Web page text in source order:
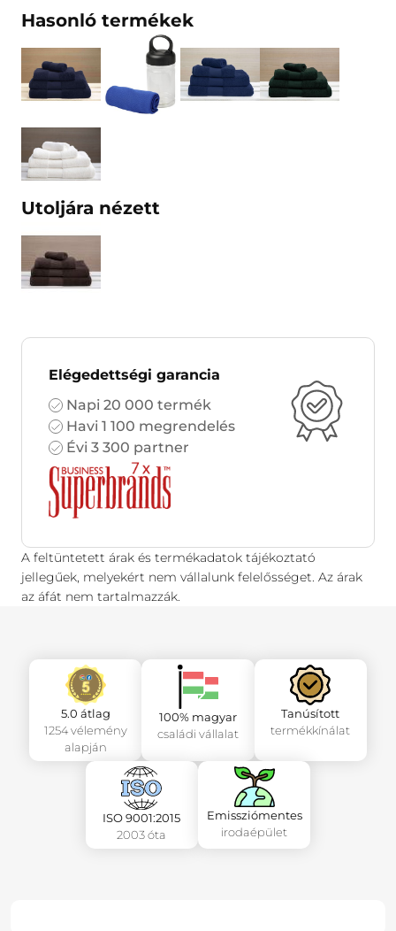
Hasonló termékek
Utoljára nézett
Elégedettségi garancia
Napi 20 000 termék
Havi 1 100 megrendelés
Évi 3 300 partner
A feltüntetett árak és termékadatok tájékoztató
jellegűek, melyekért nem vállalunk felelősséget. Az árak
az áfát nem tartalmazzák.
5.0 átlag
1254 vélemény
alapján
100% magyar
családi vállalat
Tanúsított
termékkínálat
ISO 9001:2015
2003 óta
Emissziómentes
irodaépület